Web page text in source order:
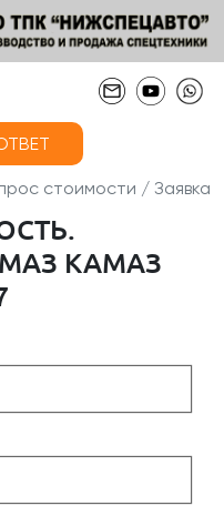
стоимости / Заявка
КАМАЗ